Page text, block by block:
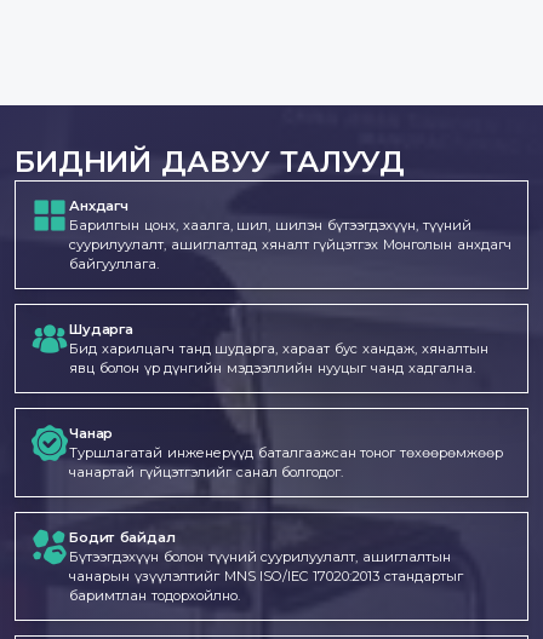
БИДНИЙ ДАВУУ ТАЛУУД
Анхдагч
Барилгын цонх, хаалга, шил, шилэн бүтээгдэхүүн, түүний
суурилуулалт, ашиглалтад хяналт гүйцэтгэх Монголын анхдагч
байгууллага.
Шударга
Бид харилцагч танд шударга, хараат бус хандаж, хяналтын
явц болон үр дүнгийн мэдээллийн нууцыг чанд хадгална.
Чанар
Туршлагатай инженерүүд баталгаажсан тоног төхөөрөмжөөр
чанартай гүйцэтгэлийг санал болгодог.
Бодит байдал
Бүтээгдэхүүн болон түүний суурилуулалт, ашиглалтын
чанарын үзүүлэлтийг MNS ISO/IEC 17020:2013 стандартыг
баримтлан тодорхойлно.